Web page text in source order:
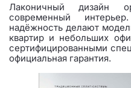
Лаконичный дизайн
современный
надёжность делают
квартир и небольших
сертифицированными
официальная гарантия.